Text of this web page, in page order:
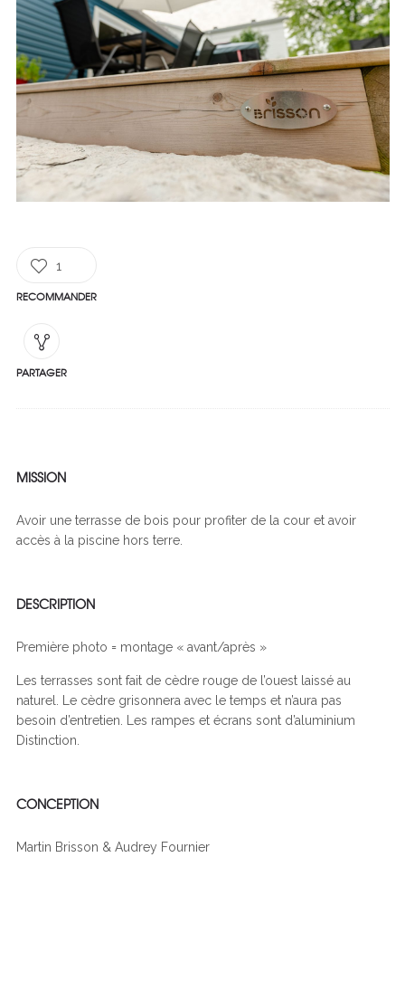
1
RECOMMANDER
PARTAGER
MISSION
Avoir une terrasse de bois pour profiter de la cour et avoir
accès à la piscine hors terre.
DESCRIPTION
Première photo = montage « avant/après »
Les terrasses sont fait de cèdre rouge de l’ouest laissé au
naturel. Le cèdre grisonnera avec le temps et n’aura pas
besoin d’entretien. Les rampes et écrans sont d’aluminium
Distinction.
CONCEPTION
Martin Brisson & Audrey Fournier